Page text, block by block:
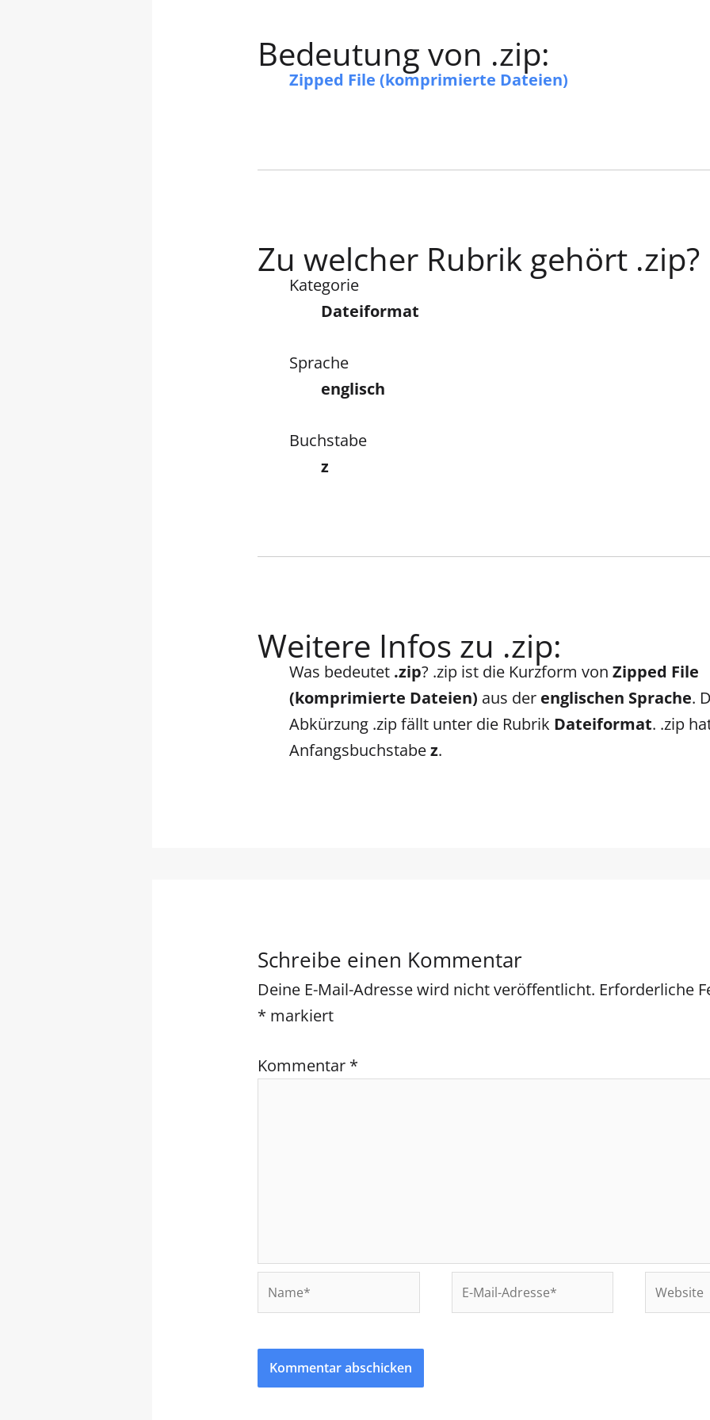
Bedeutung von .zip:
Zipped File (komprimierte Dateien)
Zu welcher Rubrik gehört .zip?
Kategorie
Dateiformat
Sprache
englisch
Buchstabe
z
Weitere Infos zu .zip:
Was bedeutet .zip? .zip ist die Kurzform vonZipped File
(komprimierte Dateien) aus der englischen Sprache.
Abkürzung .zip fällt unter die Rubrik Dateiformat. .zip
Anfangsbuchstabez.
Schreibe einen Kommentar
Deine E-Mail-Adresse wird nicht veröffentlicht. Erforderliche
* markiert
Kommentar *
Name*
E-
Mail-
Website